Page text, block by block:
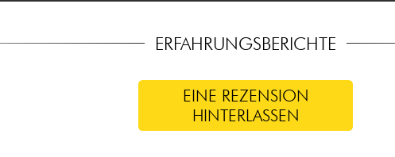
ERFAHRUNGSBERICHTE
EINE REZENSION
HINTERLASSEN